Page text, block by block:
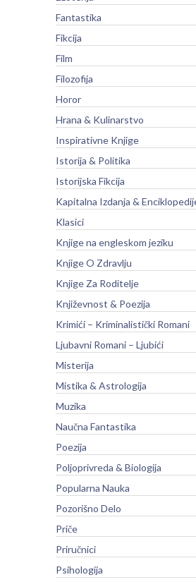
Fantastika
Fikcija
Film
Filozofija
Horor
Hrana & Kulinarstvo
Inspirativne Knjige
Istorija & Politika
Istorijska Fikcija
Kapitalna Izdanja &
Klasici
Knjige na engleskom jeziku
Knjige O Zdravlju
Knjige Za Roditelje
Književnost & Poezija
Krimići – Kriminalistički Romani
Ljubavni Romani – Ljubići
Misterija
Mistika & Astrologija
Muzika
Naučna Fantastika
Poezija
Poljoprivreda & Biologija
Popularna Nauka
Pozorišno Delo
Priče
Priručnici
Psihologija